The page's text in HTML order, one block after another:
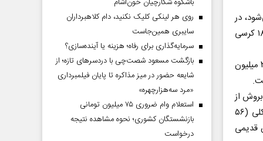
می‌شود، در
کنست و کابینه اسرائیل نماینده دارند. حزب‌های یهدوت هتوراه و شاس در مجموع ۱۸ کرسی
کالکالیست آورده که از جمله مبالغ اختصاص یافته نخست ۱۴۱ میلیون شکل (حدود ۳۹ میلیون
بروش از
حزب یهدوت هتوراه (یهودیت متحد تورات)، علاوه بر اینکه بودجه ۲۰۳ میلیون شکلی (۵۶
قدیمی
روی هر لینکی کلیک نکنید، دام کلاهبرداران
سایبری همین‌جاست
سرمایه‌گذاری برای رفاه؛ هزینه یا آینده‌سازی؟
بازگشت مسعود شصت‌چی با دردسر‌های تازه؛ از
شایعه حضور در میز مذاکره تا پایان فیلمبرداری
«مرد سه‌هزارچهره»
استعلام وام ضروری ۷۵ میلیون تومانی
بازنشستگان کشوری؛ نحوه مشاهده نتیجه
درخواست